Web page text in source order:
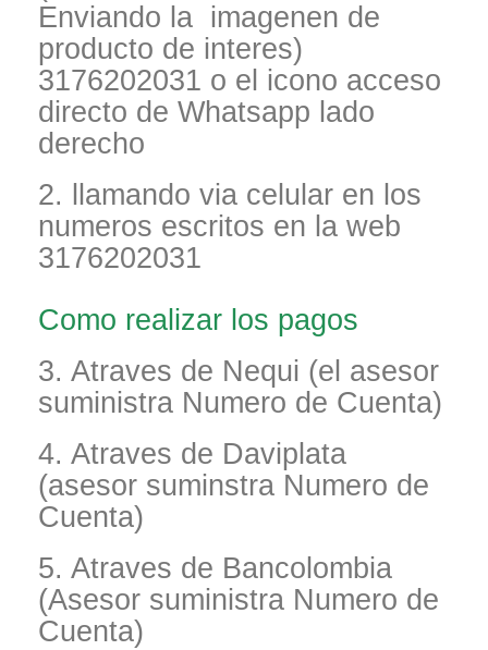
Enviando la imagenen de
producto de interes)
3176202031 o el icono acceso
directo de Whatsapp lado
derecho
2. llamando via celular en los
numeros escritos en la web
3176202031
Como realizar los pagos
3. Atraves de Nequi (el asesor
suministra Numero de Cuenta)
4. Atraves de Daviplata
(asesor suminstra Numero de
Cuenta)
5. Atraves de Bancolombia
(Asesor suministra Numero de
Cuenta)